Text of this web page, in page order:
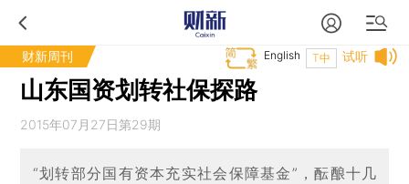
财新周刊 试听
T中
English
山东国资划转社保探路
2015年07月27日第29期
“划转部分国有资本充实社会保障基金”，酝酿十几